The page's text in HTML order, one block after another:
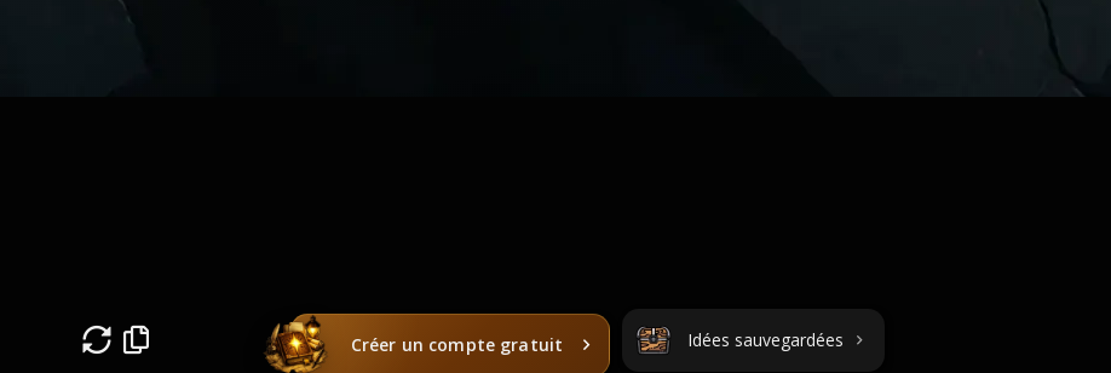
Créer un compte gratuit Idées sauvegardées